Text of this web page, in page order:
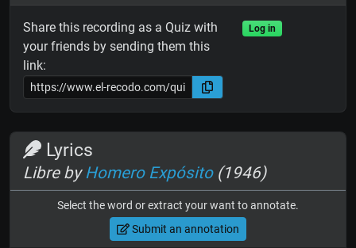
Share this recording as a Quiz with
your friends by sending them this
link:
Log in
Lyrics
Libre byHomero Expósito(1946)
Select the word or extract your want to annotate.
Submit an annotation